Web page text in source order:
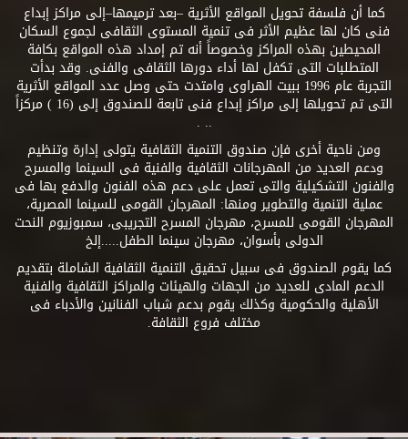
كما أن فلسفة تحويل المواقع الأثرية –بعد ترميمها–إلى مراكز إبداع
فنى كان لها عظيم الأثر فى تنمية المستوى الثقافى لجموع السكان
المحيطين بهذه المراكز وخصوصاً أنه تم إمداد هذه المواقع بكافة
المتطلبات التى تكفل لها أداء دورها الثقافى والفنى. وقد بدأت
التجربة عام 1996 ببيت الهراوى وامتدت حتى وصل عدد المواقع الأثرية
التى تم تحويلها إلى مراكز إبداع فنى تابعة للصندوق إلى (16 ) مركزاً
.. .
ومن ناحية أخرى فإن صندوق التنمية الثقافية يتولى إدارة وتنظيم
ودعم العديد من المهرجانات الثقافية والفنية فى السينما والمسرح
والفنون التشكيلية والتى تعمل على دعم هذه الفنون والدفع بها فى
عملية التنمية والتطوير ومنها: المهرجان القومى للسينما المصرية،
المهرجان القومى للمسرح، مهرجان المسرح التجريبى، سمبوزيوم النحت
الدولى بأسوان، مهرجان سينما الطفل.....إلخ
كما يقوم الصندوق فى سبيل تحقيق التنمية الثقافية الشاملة بتقديم
الدعم المادى للعديد من الجهات والهيئات والمراكز الثقافية والفنية
الأهلية والحكومية وكذلك يقوم بدعم شباب الفنانين والأدباء فى
مختلف فروع الثقافة.